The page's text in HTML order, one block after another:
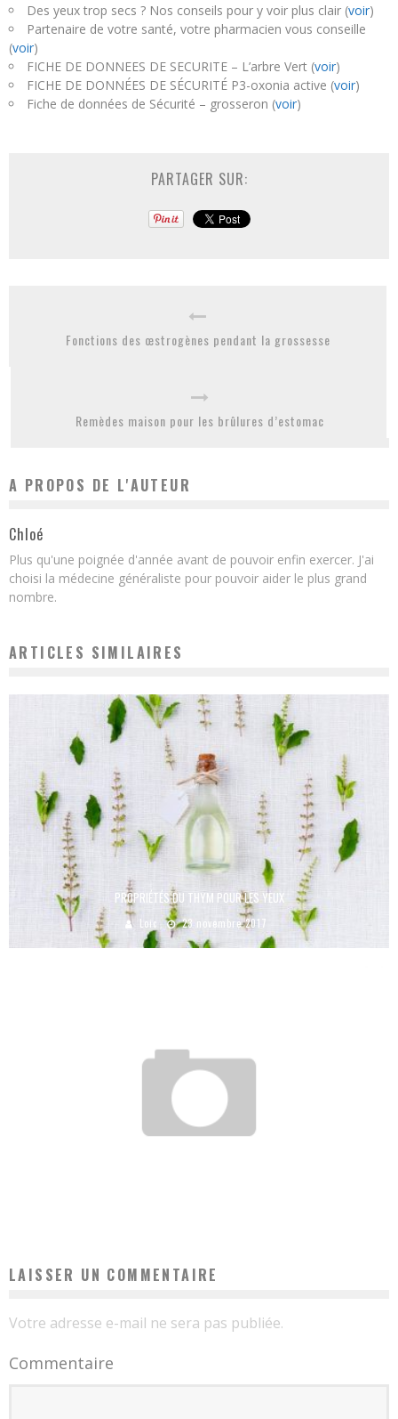
Des yeux trop secs ? Nos conseils pour y voir plus clair (voir)
Partenaire de votre santé, votre pharmacien vous conseille
(voir)
FICHE DE DONNEES DE SECURITE – L’arbre Vert (voir)
FICHE DE DONNÉES DE SÉCURITÉ P3-oxonia active (voir)
Fiche de données de Sécurité – grosseron (voir)
PARTAGER SUR:
Fonctions des œstrogènes pendant la grossesse
Remèdes maison pour les brûlures d’estomac
A PROPOS DE L'AUTEUR
Chloé
Plus qu'une poignée d'année avant de pouvoir enfin exercer. J'ai
choisi la médecine généraliste pour pouvoir aider le plus grand
nombre.
ARTICLES SIMILAIRES
PROPRIÉTÉS DU THYM POUR LES YEUX
Loic 23 novembre 2017
LAISSER UN COMMENTAIRE
Votre adresse e-mail ne sera pas publiée.
Commentaire